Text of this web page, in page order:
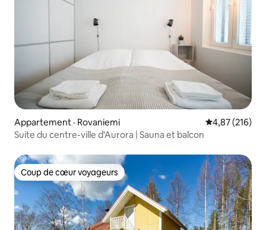
Appartement · Rovaniemi Note
4,87 (216)
Suite du centre-ville d'Aurora | Sauna et balcon
Coup de cœur voyageurs
Coup de cœur voyageurs